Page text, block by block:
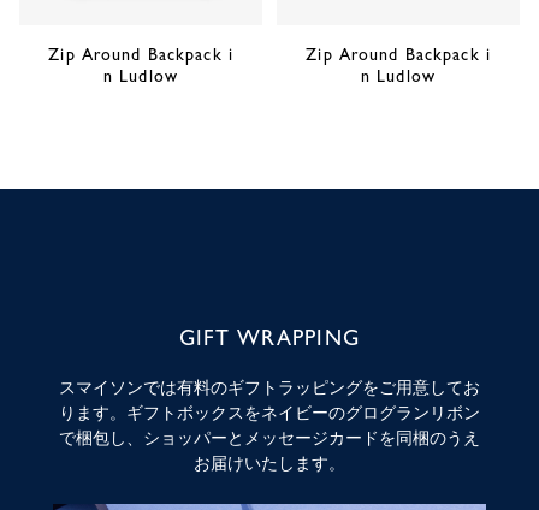
Zip Around Backpack i
n Ludlow
Zip Around Backpack i
n Ludlow
GIFT WRAPPING
スマイソンでは有料のギフトラッピングをご用意してお
ります。ギフトボックスをネイビーのグログランリボン
で梱包し、ショッパーとメッセージカードを同梱のうえ
お届けいたします。